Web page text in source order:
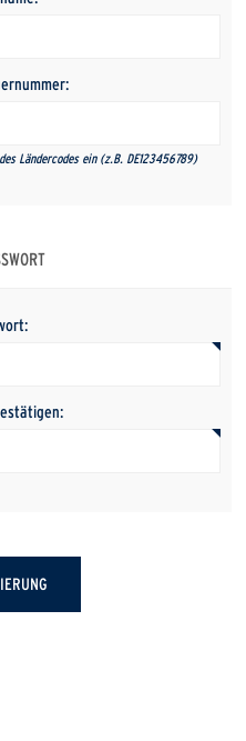
Ländercodes ein (z.B. DE123456789)